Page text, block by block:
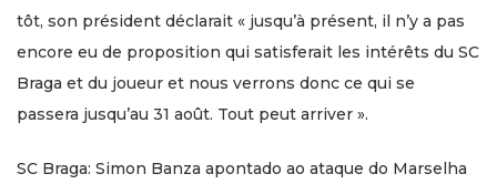
tôt, son président déclarait « jusqu’à présent, il n’y a pas
encore eu de proposition qui satisferait les intérêts du SC
Braga et du joueur et nous verrons donc ce qui se
passera jusqu’au 31 août. Tout peut arriver ».
SC Braga: Simon Banza apontado ao ataque do Marselha